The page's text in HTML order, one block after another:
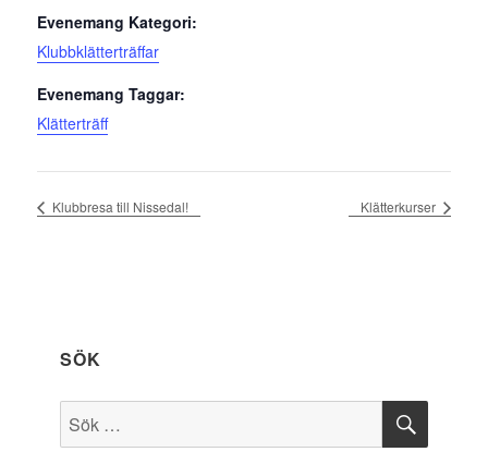
Evenemang Kategori:
Klubbklätterträffar
Evenemang Taggar:
Klätterträff
Klubbresa till Nissedal! Klätterkurser
SÖK
Sök
efter:
SÖK